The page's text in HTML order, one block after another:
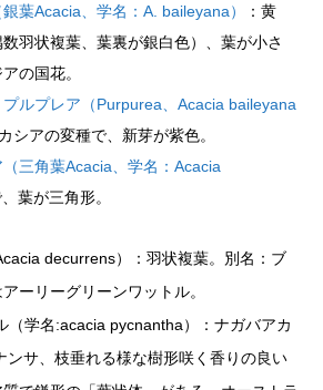
葉Acacia、学名：A. baileyana）
：黄
羽状複葉、葉裏が銀白色）、葉が小さ
の国花。
ルプレア（Purpurea、Acacia baileyana
シアの変種で、新芽が紫色。
三角葉Acacia、学名：Acacia
葉が三角形。
decurrens）：羽状複葉。別名：ブ
ーリーグリーンワットル。
（学名:acacia pycnantha）：ナガバアカ
ンサ、枝垂れる様な樹形咲く香りの良い